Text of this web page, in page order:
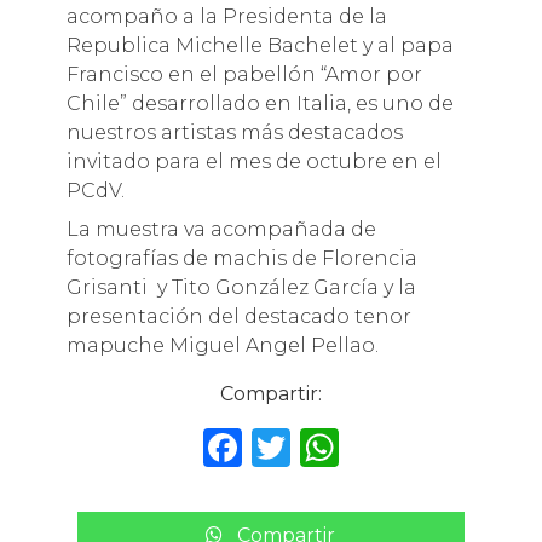
acompaño a la Presidenta de la
Republica Michelle Bachelet y al papa
Francisco en el pabellón “Amor por
Chile” desarrollado en Italia, es uno de
nuestros artistas más destacados
invitado para el mes de octubre en el
PCdV.
La muestra va acompañada de
fotografías de machis de Florencia
Grisanti y Tito González García y la
presentación del destacado tenor
mapuche Miguel Angel Pellao.
Compartir:
F
c
T
it
W
a
Compartir